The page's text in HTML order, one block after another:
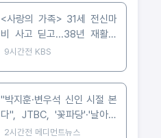
<사랑의 가족> 31세 전신마
비 사고 딛고...38년 재활이
빚어낸 트로트 가수의 꿈
9시간전 KBS
"박지훈·변우석 신인 시절 본
다", JTBC, '꽃파당'·'날아올
라라 나비' 잇따라 편성
2시간전 메디먼트뉴스